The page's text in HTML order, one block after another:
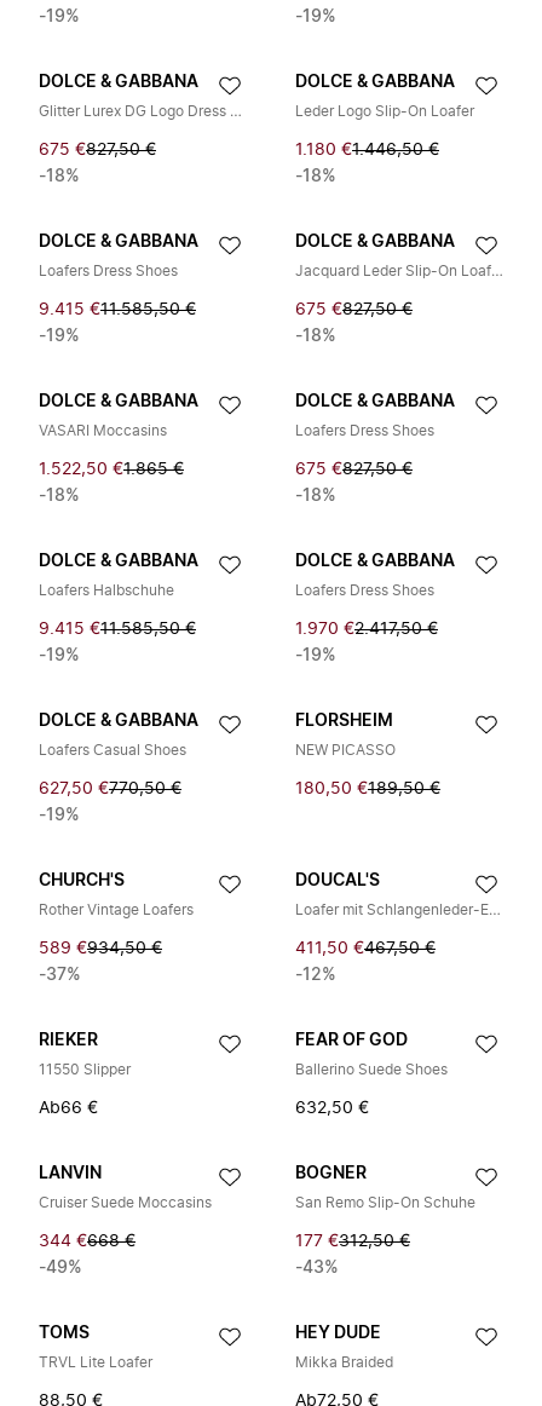
-19%
-19%
DOLCE & GABBANA
Glitter Lurex DG Logo Dress Loafers
675 €827,50 €
-18%
DOLCE & GABBANA
Leder Logo Slip-On Loafer
1.180 €1.446,50 €
-18%
DOLCE & GABBANA
Loafers Dress Shoes
9.415 €11.585,50 €
-19%
DOLCE & GABBANA
Jacquard Leder Slip-On Loafer
675 €827,50 €
-18%
DOLCE & GABBANA
VASARI Moccasins
1.522,50 €1.865 €
-18%
DOLCE & GABBANA
Loafers Dress Shoes
675 €827,50 €
-18%
DOLCE & GABBANA
Loafers Halbschuhe
9.415 €11.585,50 €
-19%
DOLCE & GABBANA
Loafers Dress Shoes
1.970 €2.417,50 €
-19%
DOLCE & GABBANA
Loafers Casual Shoes
627,50 €770,50 €
-19%
FLORSHEIM
NEW PICASSO
180,50 €189,50 €
CHURCH'S
Rother Vintage Loafers
589 €934,50 €
-37%
DOUCAL'S
Loafer mit Schlangenleder-Effekt und Doppel-Schnalle
411,50 €467,50 €
-12%
RIEKER
11550 Slipper
Ab66 €
FEAR OF GOD
Ballerino Suede Shoes
632,50 €
LANVIN
Cruiser Suede Moccasins
344 €668 €
-49%
BOGNER
San Remo Slip-On Schuhe
177 €312,50 €
-43%
TOMS
TRVL Lite Loafer
88,50 €
HEY DUDE
Mikka Braided
Ab72,50 €